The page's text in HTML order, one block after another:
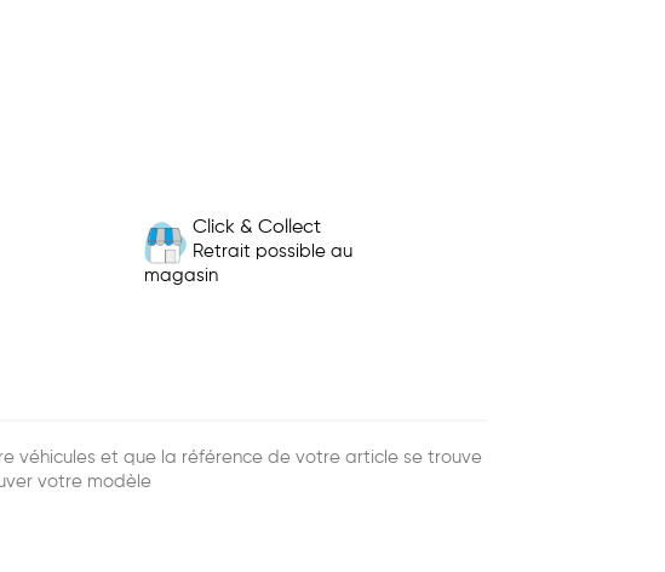
Click & Collect
Retrait possible au
magasin
véhicules et que la référence de votre article se trouve
votre modèle